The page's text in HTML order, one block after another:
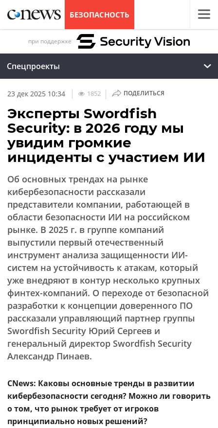
БЕЗОПАСНОСТЬ
при поддержке
Спецпроекты
23 дек 2025 10:34 | 1852 | ПОДЕЛИТЬСЯ
Эксперты Swordfish
Security: в 2026 году мы
увидим громкие
инциденты с участием ИИ
Об основных трендах на рынке
кибербезопасности рассказали
представители компании, работающей в
области безопасности ИИ на российском
рынке. В 2025 г. в группе компаний
выпустили первый отечественный
инструмент анализа защищенности ИИ-
систем на устойчивость к атакам, который
уже внедряют в контур несколько крупных
финтех-компаний. О переходе от безопасной
разработки к концепции доверенного ПО
рассказали управляющий партнер группы
Swordfish Security Юрий Сергеев и
генеральный директор Swordfish Security
Александр Пинаев.
CNews: Каковы основные тренды в развитии
кибербезопасности сегодня? Можно ли говорить
о том, что рынок требует от игроков
принципиально новых решений?